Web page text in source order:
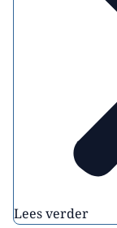
Lees verder